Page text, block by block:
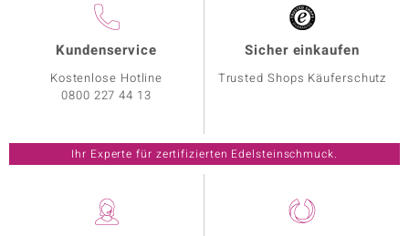
Kundenservice
Kostenlose Hotline
0800 227 44 13
Sicher einkaufen
Trusted Shops Käuferschutz
Ihr Experte für zertifizierten Edelsteinschmuck.